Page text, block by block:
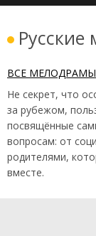
ВСЕ МЕЛОДРАМЫ
Не секрет, что
за рубежом,
посвящённые
вопросам: от
родителями,
вместе.